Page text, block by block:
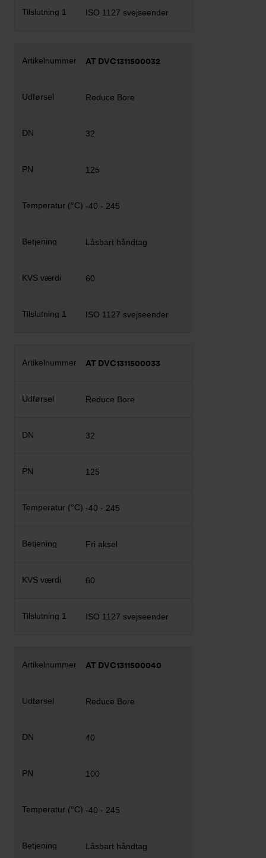
ISO 1127 svejseender
AT DVC1311500032
Reduce Bore
32
125
-40 - 245
Låsbart håndtag
60
ISO 1127 svejseender
AT DVC1311500033
Reduce Bore
32
125
-40 - 245
Fri aksel
60
ISO 1127 svejseender
AT DVC1311500040
Reduce Bore
40
100
-40 - 245
Låsbart håndtag